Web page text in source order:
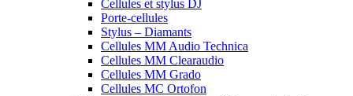
Cellules et stylus DJ
Porte-cellules
Stylus – Diamants
Cellules MM Audio Technica
Cellules MM Clearaudio
Cellules MM Grado
Cellules MC Ortofon